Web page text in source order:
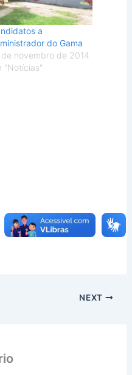
a
do Gama
de novembro de 2014
"Notícias"
NEXT